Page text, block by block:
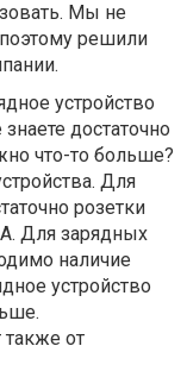
Мы не
решили
устройство
достаточно
что-то больше?
Для
розетки
Для зарядных
наличие
устройство
также от